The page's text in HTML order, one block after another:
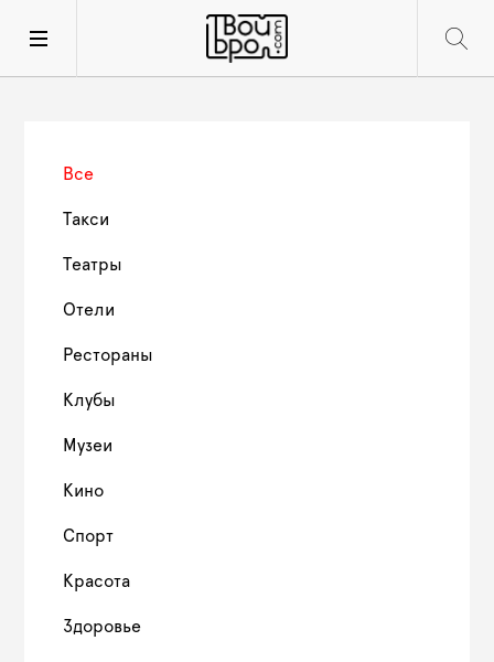
Все
Такси
Театры
Отели
Рестораны
Клубы
Музеи
Кино
Спорт
Красота
Здоровье